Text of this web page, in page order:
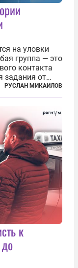
на уловки
группа — это
контакта
задания от
до
в
РУСЛАН МИКАИЛОВ
к